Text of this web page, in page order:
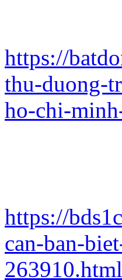
https://
thu-duong-
ho-chi-
https://
can-ban-
263910.html